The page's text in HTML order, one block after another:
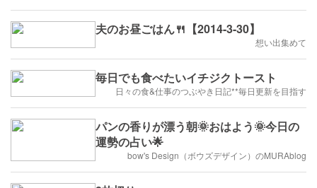
夫のお昼ごはん🍴【2014-3-30】
想い出集めて
毎日でも食べたいイチジクトースト
日々の食&仕事のつぶやき日記**毎日更新を目指す
パンの香りが漂う朝🌞おはよう🌞今日の
運勢の占い🌟
bow's Design（ボウズデザイン）のMURAblog